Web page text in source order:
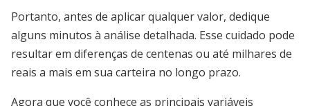
Portanto, antes de aplicar qualquer valor, dedique
alguns minutos à análise detalhada. Esse cuidado pode
resultar em diferenças de centenas ou até milhares de
reais a mais em sua carteira no longo prazo.
Agora que você conhece as principais variáveis